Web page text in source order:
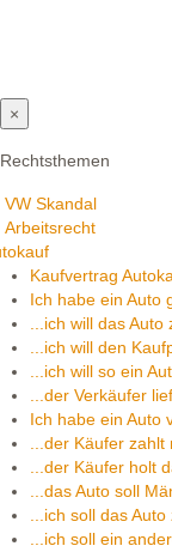
×
Rechtsthemen
VW Skandal
Arbeitsrecht
Kaufvertrag
Ich habe ein Auto
...ich will das Auto
...ich will den
...ich will so ein
...der Verkäufer
Ich habe ein Auto
...der Käufer zahlt
...der Käufer holt
...das Auto soll
...ich soll das
...ich soll ein